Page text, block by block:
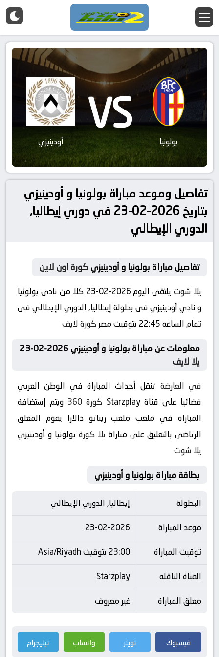
بولونيا VS أودينيزي
تفاصيل وموعد مباراة بولونيا و أودينيزي
بتاريخ 2026-02-23 في دوري إيطاليا,
الدوري الإيطالي
تفاصيل مباراة بولونيا و أودينيزيكورة اون لاين
يلا شوت
يلتقى اليوم 2026-02-23 كلا من نادى بولونيا
و نادي أودينيزي فى بطولة إيطاليا, الدوري الإيطالي فى
تمام الساعه 22:45 بتوقيت مصر
كورة لايف
معلومات عن مباراة بولونيا و أودينيزي 2026-02-23
يلا لايف
في العارضة تنقل أحداث المباراة في الوطن العربي
فضائيا على قناة Starzplay
كورة 360
ويتم إستضافة
المباراه في ملعب ملعب ريناتو دالارا يقوم المعلق
الرياضى بالتعليق على مباراة يلا كورة بولونيا و أودينيزي
يلا شوت
بطاقة مباراة بولونيا و أودينيزي
البطولة
إيطاليا, الدوري الإيطالي
موعد المباراة
23-02-2026
توقيت المباراة
23:00 بتوقيت Asia/Riyadh
القناة الناقله
Starzplay
معلق المباراة
غير معروف
فيسبوك تويتر واتساب تيليجرام